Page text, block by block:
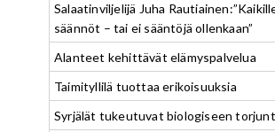
Salaatinviljelijä Juha
säännöt – tai ei sääntöjä ollenkaan”
Alanteet kehittävät elämyspalvelua
Taimityllilä tuottaa erikoisuuksia
Syrjälät tukeutuvat biologiseen